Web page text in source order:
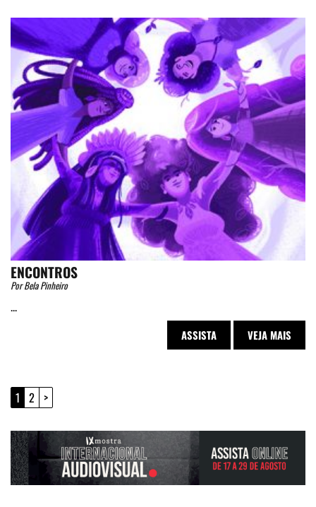
ENCONTROS
Por Bela Pinheiro
...
ASSISTA VEJA MAIS
1 2 >